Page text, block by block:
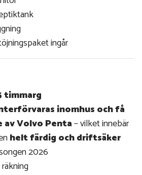
ingår
timmarg
inomhus och få
Volvo Penta– vilket innebär
helt färdig och driftsäker
2026